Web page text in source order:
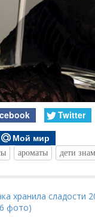
Twitter
Мой мир
ароматы дети
хранила сладости
фото)